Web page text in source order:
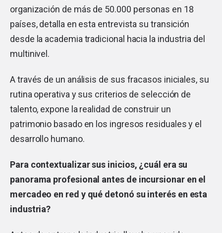
organización de más de 50.000 personas en 18
países, detalla en esta entrevista su transición
desde la academia tradicional hacia la industria del
multinivel.
A través de un análisis de sus fracasos iniciales, su
rutina operativa y sus criterios de selección de
talento, expone la realidad de construir un
patrimonio basado en los ingresos residuales y el
desarrollo humano.
Para contextualizar sus inicios, ¿cuál era su
panorama profesional antes de incursionar en el
mercadeo en red y qué detonó su interés en esta
industria?